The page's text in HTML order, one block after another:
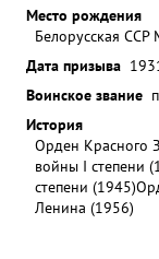
Место рождения
Белорусская ССР
Дата призыва
Воинское звание
История
Орден Красного
войны I степени
степени (1945)
Ленина (1956)